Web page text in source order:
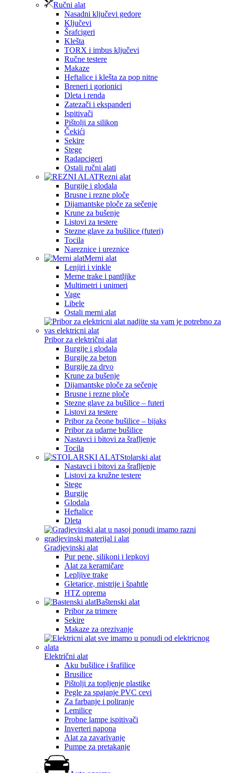
Ručni alat
Nasadni ključevi gedore
Ključevi
Šrafcigeri
Klešta
TORX i imbus ključevi
Ručne testere
Makaze
Heftalice i klešta za pop nitne
Breneri i gorionici
Dleta i renda
Zatezači i ekspanderi
Ispitivači
Pištolji za silikon
Čekići
Sekire
Stege
Radapcigeri
Ostali ručni alati
Rezni alat
Burgije i glodala
Brusne i rezne ploče
Dijamantske ploče za sečenje
Krune za bušenje
Listovi za testere
Stezne glave za bušilice (futeri)
Tocila
Nareznice i ureznice
Merni alat
Lenjiri i vinkle
Merne trake i pantljike
Multimetri i unimeri
Vage
Libele
Ostali merni alat
Pribor za električni alat
Burgije i glodala
Burgije za beton
Burgije za drvo
Krune za bušenje
Dijamantske ploče za sečenje
Brusne i rezne ploče
Stezne glave za bušilice – futeri
Listovi za testere
Pribor za čeone bušilice – bijaks
Pribor za udarne bušilice
Nastavci i bitovi za šrafljenje
Tocila
Stolarski alat
Nastavci i bitovi za šrafljenje
Listovi za kružne testere
Stege
Burgije
Glodala
Heftalice
Dleta
Gradjevinski alat
Pur pene, silikoni i lepkovi
Alat za keramičare
Lepljive trake
Gletarice, mistrije i špahtle
HTZ oprema
Baštenski alat
Pribor za trimere
Sekire
Makaze za orezivanje
Električni alat
Aku bušilice i šrafilice
Brusilice
Pištolji za topljenje plastike
Pegle za spajanje PVC cevi
Za farbanje i poliranje
Lemilice
Probne lampe ispitivači
Inverteri napona
Alat za zavarivanje
Pumpe za pretakanje